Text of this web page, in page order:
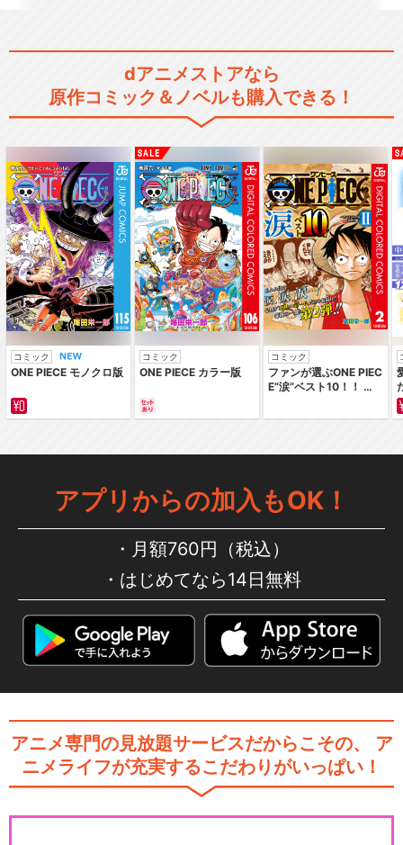
dアニメストアなら
原作コミック＆ノベルも購入できる！
コミック
ONE PIECE モノクロ版
コミック
ONE PIECE カラー版
コミック
ファンが選ぶONE PIEC
E“涙”ベスト10！！ ～
編～ カラー版
アプリからの加入もOK！
月額760円（税込）
はじめてなら14日無料
アニメ専門の見放題サービスだからこその、
ア
ニメライフが充実するこだわりがいっぱい！